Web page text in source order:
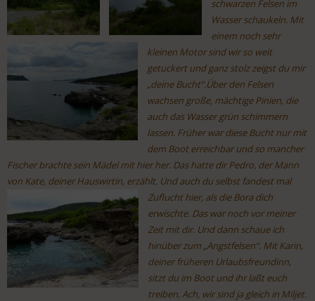
schwarzen Felsen im
Wasser schaukeln. Mit
einem noch sehr
kleinen Motor sind wir so weit
getuckert und ganz stolz zeigst du mir
„deine Bucht“.Über den Felsen
wachsen große, mächtige Pinien, die
auch das Wasser grün schimmern
lassen. Früher war diese Bucht nur mit
dem Boot erreichbar und so mancher
Fischer brachte sein Mädel mit hier her. Das hatte dir Pedro, der Mann
von Kate, deiner Hauswirtin, erzählt. Und auch du selbst fandest mal
Zuflucht hier, alsdie Bora dich
erwischte. Das war noch vor meiner
Zeit mit dir. Und dann schaue ich
hinüber zum „Angstfelsen“. Mit Karin,
deiner früheren Urlaubsfreundinn,
sitzt du im Boot und ihr laßt euch
treiben. Ach, wir sind ja gleich in Miljet.